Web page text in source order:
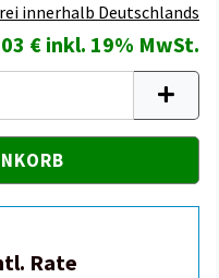
innerhalb Deutschlands
€ inkl. 19% MwSt.
Rate